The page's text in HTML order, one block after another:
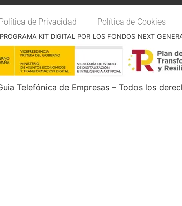
de Privacidad Política de Cookies
KIT DIGITAL POR LOS FONDOS NEXT
Telefónica de Empresas – Todos los